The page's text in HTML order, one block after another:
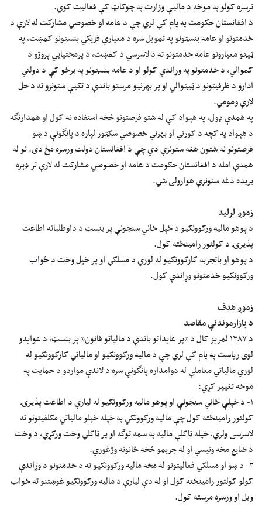
ترسره کولو په موخه د مالیې وزارت په چوکاټ کې فعاليت کوي.
د افغانستان حکومت په پام کې لري چې د عامه او خصوصي مشارکت له لارې د
خدمتونو او عامه بنسټونو په تمويل سره د معياري فزيکي بنسټونو کمښت، په
ټيټو معيارونو عامه خدمتونو ته د لاسرسي د کمښت، د پرمختيايي پروژو د
کموالي، د خدمتونو په وړاندې کولو او د عامه بنسټونو په برخو کې د دولتي
ادارو د ظرفیتونو د ټيټوالي او پر بهرنيو مرستو باندې د تکيې ستونزو ته د حل
لارې ومومي.
په همدې ډول، په هېواد کې له شتو فرصتونو څخه استفاده نه کول او همدارنگه
د هېواد په کچه د کورني او بهرني خصوصي سکټور لپاره د پانگونې د ښو
فرصتونو نه شتون هغه ستونزې دي چې د افغانستان دولت ورسره مخ دی. نو له
همدې امله د افغانستان حکومت د عامه او خصوصي مشارکت له لارې تر ډېره
بريده دغه ستونزې هوارولی شي.
زموږ لرلید
د پوهو ماليه ورکوونکيو د خپل ځاني سنجونې پر بنسټ د داوطلبانه اطاعت
پذيرۍ د کولتور رامينځته کول.
د پوهو او باتجربه کارکوونکيو له لوري د مسلکي او پر خپل وخت د ځواب
ورکوونکيو خدمتونو وړاندې کول.
زموږ هدف
د بازارموندنې مقاصد
د ۱۳۸۷ لمریز کال د “پر عایداتو باندې د مالیاتو قانون” پر بنسټ، د عوایدو
لوی ریاست په پام کې لري چې د ماليه ورکوونکيو او مالیاتي کارکوونکيو له
لوري مالیاتي معاملې له دوامداره پانگونې سره د لاندې مواردو د حمایت په
موخه تغيير کړي:
۱- د خپلې ځاني سنجونې او پوهو ماليه ورکوونکيو له لیارې د اطاعت پذيرۍ
کولتور رامينځته کول چې ماليه ورکوونکي په خپله خپلو مالياتي مکلفيتونو ته
لاسرسی ولري، خپله ټاکلې ماليه په سمه توگه او پر ټاکلي وخت ورکړي، د وخت
د ضايع مخه ونيسي او له جريمو څخه ځانونه وژغوري.
۲- د ښو او مسلکي فعاليتونو له مخه ماليه ورکوونکيو ته د خدمتونو د وړاندې
کولو کولتور رامينځته کول او له دې ليارې د ماليه ورکوونکيو غوښتنو ته ځواب
ويل او ورسره مرسته کول.